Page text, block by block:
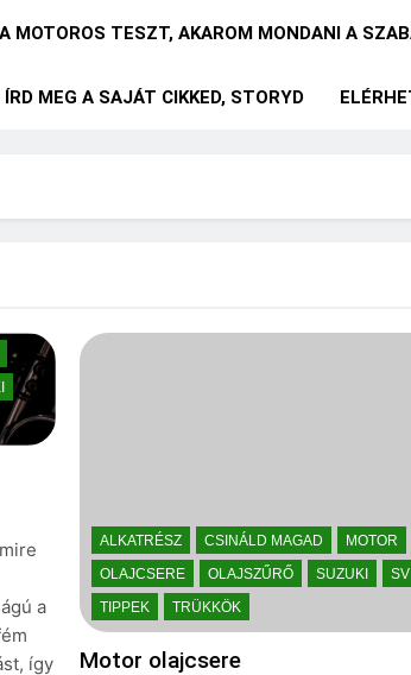
MOTOROS TESZT, AKAROM MONDANI A
ÍRD MEG A SAJÁT CIKKED, STORYD
a
így
ALKATRÉSZ CSINÁLD MAGAD MOTOR
OLAJCSERE
OLAJSZŰRŐ SUZUKI SV
TIPPEK
TRÜKKÖK
Motor olajcsere